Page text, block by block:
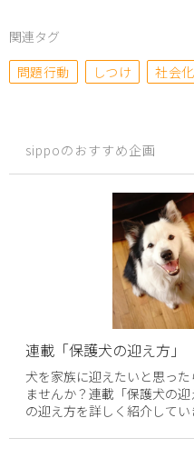
関連タグ
問題行動
しつけ 社会化
sippoのおすすめ企画
連載「保護犬の迎え方」
犬を家族に迎えたいと思っ
ませんか？連載「保護犬の
の迎え方を詳しく紹介してい